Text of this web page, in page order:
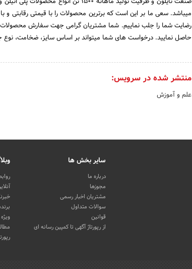
میباشد. سعی ما بر این است که برترین محصولات را با قیمتی رقابتی و با
رضایت شما را جلب نماییم. شما مشتریان گرامی جهت سفارش
حاصل نمایید. درخواست های شما میتواند بر اساس سایز، ضخامت،
منتشر شده در سرویس:
علم و آموزش
سایر بخش ها
درباره ما
مجوزها
مشتریان اخبار رسمی
سوالات متداول
قوانین
از رپورتاژ آگهی تا کمپین رسانه ای